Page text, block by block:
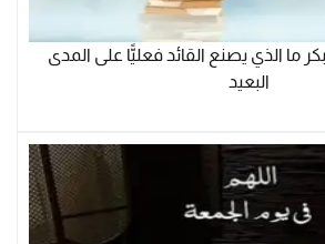
ما الذي يصنع القائد فعليًّا على المدى
البعيد